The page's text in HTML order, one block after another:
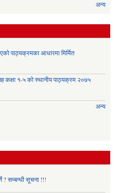
अन्य
पाठ्यक्रमका आधारमा मिर्मित
१-५ को स्थानीय पाठ्यक्रम २०७५
अन्य
? सम्बन्धी सूचना !!!